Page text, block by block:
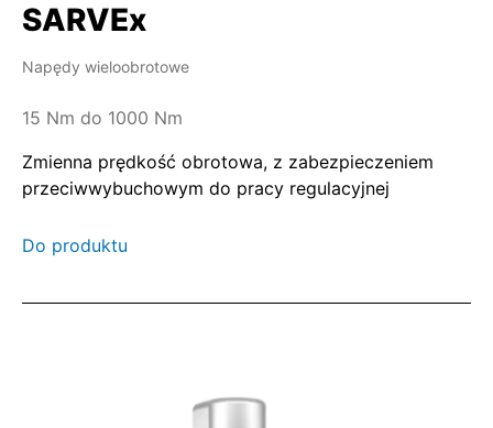
SARVEx
Napędy wieloobrotowe
15 Nm do 1000 Nm
Zmienna prędkość obrotowa, z zabezpieczeniem
przeciwwybuchowym do pracy regulacyjnej
Do produktu